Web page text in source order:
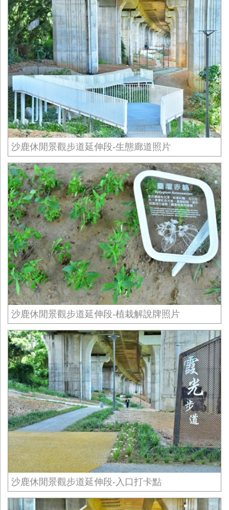
沙鹿休閒景觀步道延伸段-生態廊道照片
沙鹿休閒景觀步道延伸段-植栽解說牌照片
沙鹿休閒景觀步道延伸段-入口打卡點